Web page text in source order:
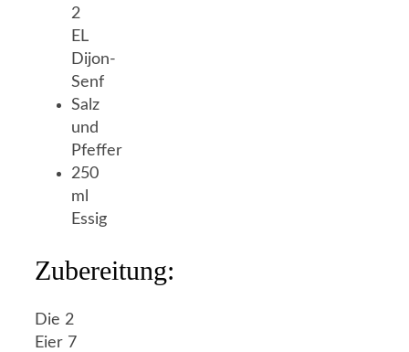
2
EL
Dijon-
Senf
Salz
und
Pfeffer
250
ml
Essig
Zubereitung:
Die 2
Eier 7